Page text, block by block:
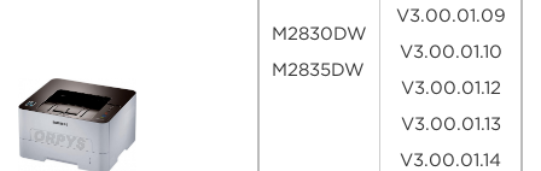
M2830DW
M2835DW
V3.00.01.09
V3.00.01.10
V3.00.01.12
V3.00.01.13
V3.00.01.14